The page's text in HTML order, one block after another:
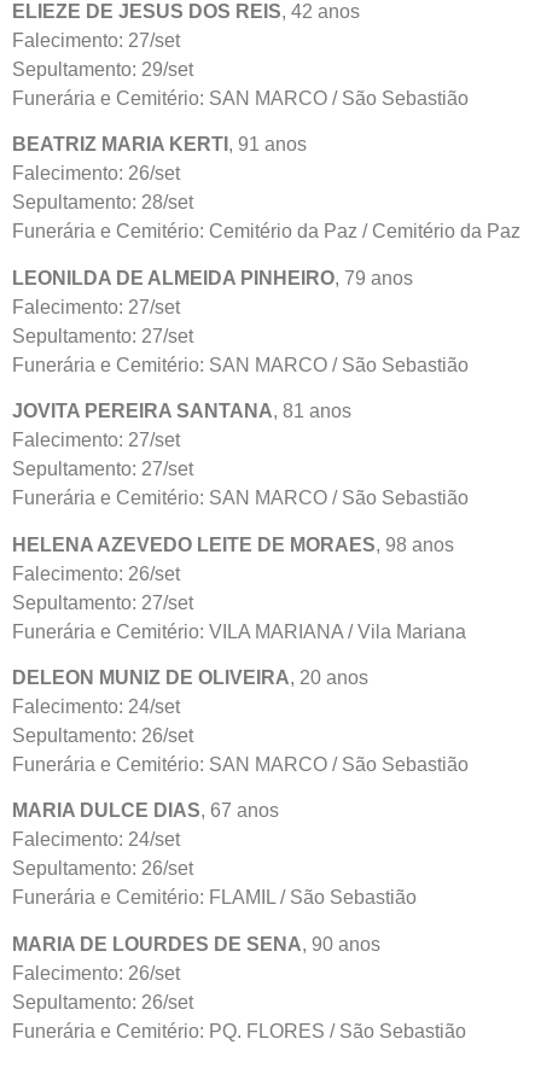
ELIEZE DE JESUS DOS REIS, 42 anos
Falecimento: 27/set
Sepultamento: 29/set
Funerária e Cemitério: SAN MARCO / São Sebastião
BEATRIZ MARIA KERTI , 91 anos
Falecimento: 26/set
Sepultamento: 28/set
Funerária e Cemitério: Cemitério da Paz / Cemitério da Paz
LEONILDA DE ALMEIDA PINHEIRO, 79 anos
Falecimento: 27/set
Sepultamento: 27/set
Funerária e Cemitério: SAN MARCO / São Sebastião
JOVITA PEREIRA SANTANA, 81 anos
Falecimento: 27/set
Sepultamento: 27/set
Funerária e Cemitério: SAN MARCO / São Sebastião
HELENA AZEVEDO LEITE DE MORAES, 98 anos
Falecimento: 26/set
Sepultamento: 27/set
Funerária e Cemitério: VILA MARIANA / Vila Mariana
DELEON MUNIZ DE OLIVEIRA, 20 anos
Falecimento: 24/set
Sepultamento: 26/set
Funerária e Cemitério: SAN MARCO / São Sebastião
MARIA DULCE DIAS, 67 anos
Falecimento: 24/set
Sepultamento: 26/set
Funerária e Cemitério: FLAMIL / São Sebastião
MARIA DE LOURDES DE SENA, 90 anos
Falecimento: 26/set
Sepultamento: 26/set
Funerária e Cemitério: PQ. FLORES / São Sebastião